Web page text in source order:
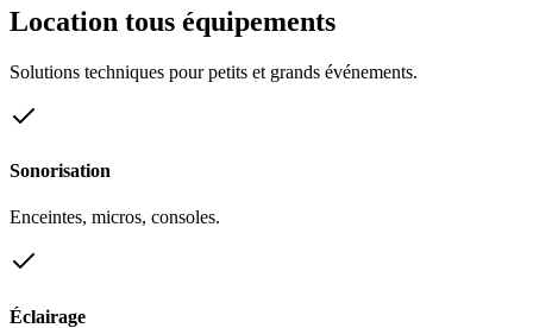
Location tous équipements
Solutions techniques pour petits et grands événements.
Sonorisation
Enceintes, micros, consoles.
Éclairage